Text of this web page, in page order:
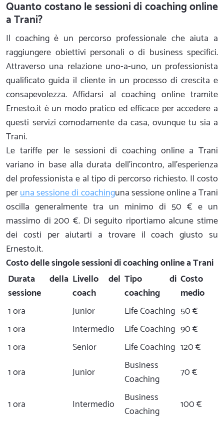
Quanto costano le sessioni di coaching online
a Trani?
Il coaching è un percorso professionale che aiuta a
raggiungere obiettivi personali o di business specifici.
Attraverso una relazione uno-a-uno, un professionista
qualificato guida il cliente in un processo di crescita e
consapevolezza. Affidarsi al coaching online tramite
Ernesto.it è un modo pratico ed efficace per accedere a
questi servizi comodamente da casa, ovunque tu sia a
Trani.
Le tariffe per le sessioni di coaching online a Trani
variano in base alla durata dell'incontro, all'esperienza
del professionista e al tipo di percorso richiesto. Il costo
peruna sessione di coachinguna sessione online a Trani
oscilla generalmente tra un minimo di 50 € e un
massimo di 200 €. Di seguito riportiamo alcune stime
dei costi per aiutarti a trovare il coach giusto su
Ernesto.it.
Costo delle singole sessioni di coaching online a Trani
Durata della
sessione
Livello del
coach
Tipo di
coaching
Costo
medio
1 ora
Junior Life Coaching 50 €
1 ora
Intermedio Life Coaching 90 €
1 ora
Senior Life Coaching 120 €
1 ora
Junior
Business
Coaching
70 €
1 ora Intermedio
Business
Coaching
100 €